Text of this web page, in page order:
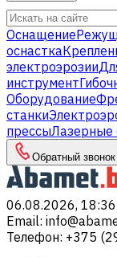
Оснащение
оснастка
электроэрозии
инструмент
Оборудование
станки
прессыЛазерные
Обратный звонок
06.08.2026, 18:36
Email:
Телефон: +375